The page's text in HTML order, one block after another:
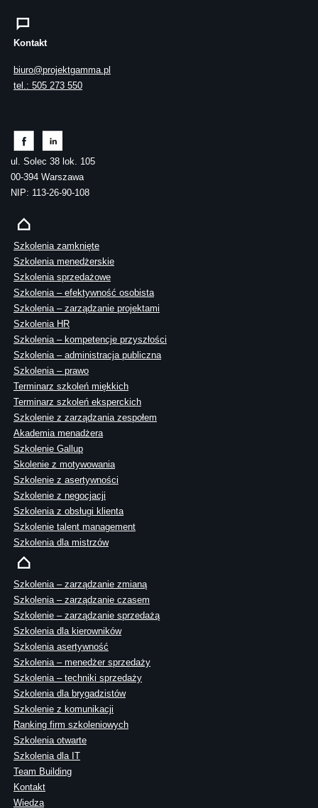
Kontakt
biuro@projektgamma.pl
tel.: 505 273 550
ul. Solec 38 lok. 105
00-394 Warszawa
NIP: 113-26-90-108
Szkolenia zamknięte
Szkolenia menedżerskie
Szkolenia sprzedażowe
Szkolenia – efektywność osobista
Szkolenia – zarządzanie projektami
Szkolenia HR
Szkolenia – kompetencje przyszłości
Szkolenia – administracja publiczna
Szkolenia – prawo
Terminarz szkoleń miękkich
Terminarz szkoleń eksperckich
Szkolenie z zarządzania zespołem
Akademia menadżera
Szkolenie Gallup
Skolenie z motywowania
Szkolenie z asertywności
Szkolenie z negocjacji
Szkolenia z obsługi klienta
Szkolenie talent management
Szkolenia dla mistrzów
Szkolenia – zarządzanie zmianą
Szkolenia – zarządzanie czasem
Szkolenie – zarządzanie sprzedażą
Szkolenia dla kierowników
Szkolenia asertywność
Szkolenia – menedżer sprzedaży
Szkolenia – techniki sprzedaży
Szkolenia dla brygadzistów
Szkolenie z komunikacji
Ranking firm szkoleniowych
Szkolenia otwarte
Szkolenia dla IT
Team Building
Kontakt
Wiedza